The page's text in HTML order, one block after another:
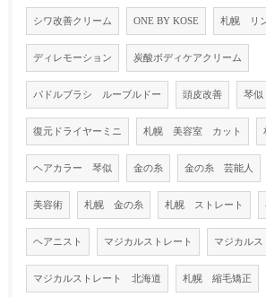
シワ改善クリーム ONE BY KOSE 札幌 リ
ディレモーション 炭酸ボディケアクリーム
パドルブラシ ルーブルドー 頭皮改善 琴
復元ドライヤーミニ 札幌 美容室 カット
ヘアカラー 琴似 金の糸 金の糸 芸能人
美容術 札幌 金の糸 札幌 ストレート
ヘアニスト マジカルストレート マジカル
マジカルストレート 北海道 札幌 縮毛矯正